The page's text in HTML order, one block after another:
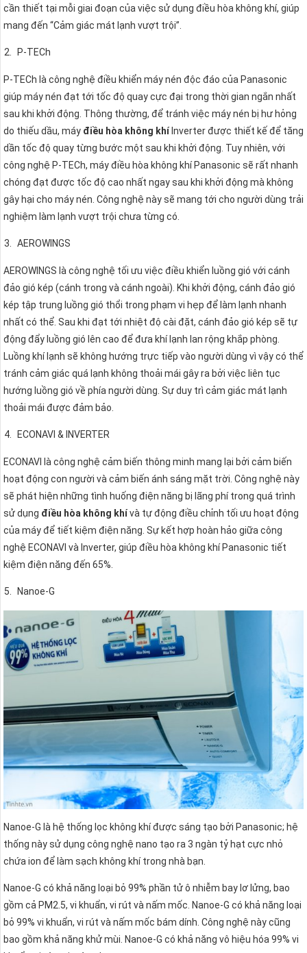
cần thiết tại mỗi giai đoạn của việc sử dụng điều hòa không khí, giúp
mang đến “Cảm giác mát lạnh vượt trội”.
P-TECh
P-TECh là công nghệ điều khiển máy nén độc đáo của Panasonic
giúp máy nén đạt tới tốc độ quay cực đại trong thời gian ngắn nhất
sau khi khởi động. Thông thường, để tránh việc máy nén bị hư hỏng
do thiếu dầu, máy điều hòa không khíInverter được thiết kế để tăng
dần tốc độ quay từng bước một sau khi khởi động. Tuy nhiên, với
công nghệ P-TECh, máy điều hòa không khí Panasonic sẽ rất nhanh
chóng đạt được tốc độ cao nhất ngay sau khi khởi động mà không
gây hại cho máy nén. Công nghệ này sẽ mang tới cho người dùng trải
nghiệm làm lạnh vượt trội chưa từng có.
AEROWINGS
AEROWINGS là công nghệ tối ưu việc điều khiển luồng gió với cánh
đảo gió kép (cánh trong và cánh ngoài). Khi khởi động, cánh đảo gió
kép tập trung luồng gió thổi trong phạm vi hẹp để làm lạnh nhanh
nhất có thể. Sau khi đạt tới nhiệt độ cài đặt, cánh đảo gió kép sẽ tự
động đẩy luồng gió lên cao để đưa khí lạnh lan rộng khắp phòng.
Luồng khí lạnh sẽ không hướng trực tiếp vào người dùng vì vậy có thể
tránh cảm giác quá lạnh không thoải mái gây ra bởi việc liên tục
hướng luồng gió về phía người dùng. Sự duy trì cảm giác mát lạnh
thoải mái được đảm bảo.
ECONAVI & INVERTER
ECONAVI là công nghệ cảm biến thông minh mang lại bởi cảm biến
hoạt động con người và cảm biến ánh sáng mặt trời. Công nghệ này
sẽ phát hiện những tình huống điện năng bị lãng phí trong quá trình
sử dụng điều hòa không khívà tự động điều chỉnh tối ưu hoạt động
của máy để tiết kiệm điện năng. Sự kết hợp hoàn hảo giữa công
nghệ ECONAVI và Inverter, giúp điều hòa không khí Panasonic tiết
kiệm điện năng đến 65%.
Nanoe-G
Nanoe-G là hệ thống lọc không khí được sáng tạo bởi Panasonic; hệ
thống này sử dụng công nghệ nano tạo ra 3 ngàn tỷ hạt cực nhỏ
chứa ion để làm sạch không khí trong nhà bạn.
Nanoe-G có khả năng loại bỏ 99% phần tử ô nhiễm bay lơ lửng, bao
gồm cả PM2.5, vi khuẩn, vi rút và nấm mốc. Nanoe-G có khả năng loại
bỏ 99% vi khuẩn, vi rút và nấm mốc bám dính. Công nghệ này cũng
bao gồm khả năng khử mùi. Nanoe-G có khả năng vô hiệu hóa 99% vi